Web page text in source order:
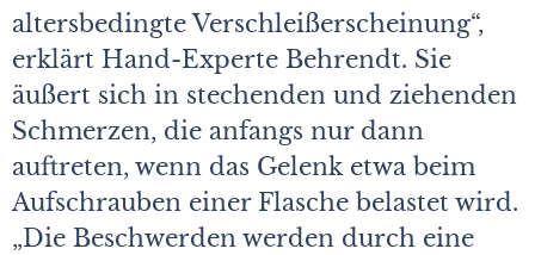
altersbedingte Verschleißerscheinung“,
erklärt Hand-Experte Behrendt. Sie
äußert sich in stechenden und ziehenden
Schmerzen, die anfangs nur dann
auftreten, wenn das Gelenk etwa beim
Aufschrauben einer Flasche belastet wird.
„Die Beschwerden werden durch eine